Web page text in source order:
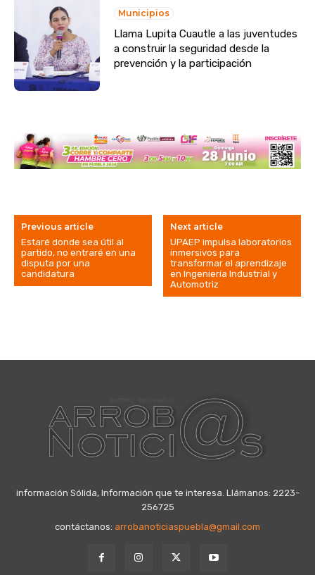
Municipios
Llama Lupita Cuautle a las juventudes
a construir la seguridad desde la
prevención y la participación
Previous article
Estaré donde sea útil al
partido, no entraré en una
disputa por una
candidatura
Next article
UPAEP impulsa laboratorios
inmersivos para
transformar el aprendizaje
en Ingeniería Industrial y
Automotriz
información Sólida, Información que te interesa. Llámanos: 2223-
256725
contáctanos: arrobanoticiaspuebla@gmail.com